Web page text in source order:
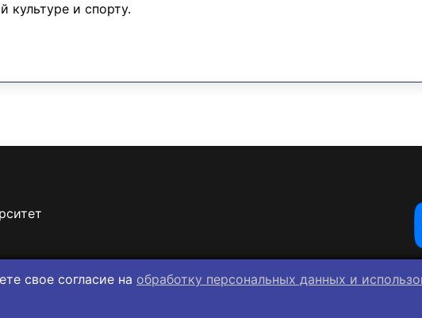
культуре и спорту.
свое согласие на обработку персональных данных и